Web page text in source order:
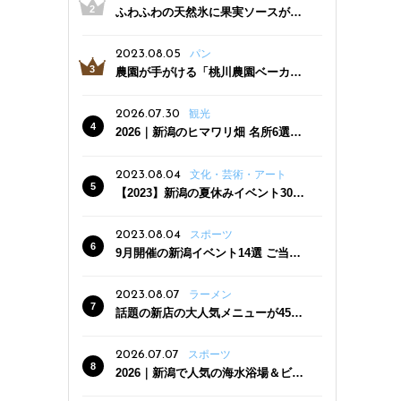
ふわふわの天然氷に果実ソースがた
三条駅近くにオープン
2023.08.05 パン
農園が手がける「桃川農園ベーカリ
った焼きたてパンのほか、ジェラー
トやスムージーも
2026.07.30 観光
2026｜新潟のヒマワリ畑 名所6選
2023.08.04
文化・芸術・アート
【2023】新潟の夏休みイベント30
2023.08.04
スポーツ
9月開催の新潟イベント14選 ご当地
2023.08.07 ラーメン
話題の新店の大人気メニューが450
クーポン登場
2026.07.07 スポーツ
2026｜新潟で人気の海水浴場＆ビー